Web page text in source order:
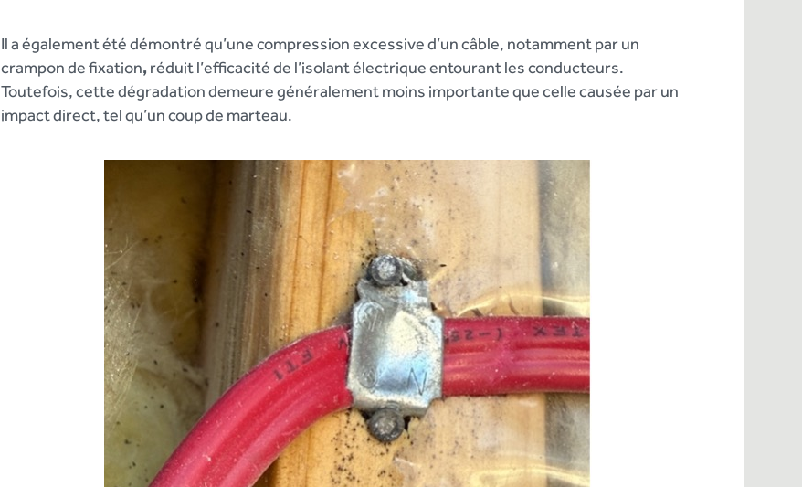
Il a également été démontré qu’une compression excessive d’un câble, notamment par un
crampon de fixation, réduit l’efficacité de l’isolant électrique entourant les conducteurs.
Toutefois, cette dégradation demeure généralement moins importante que celle causée par un
impact direct, tel qu’un coup de marteau.